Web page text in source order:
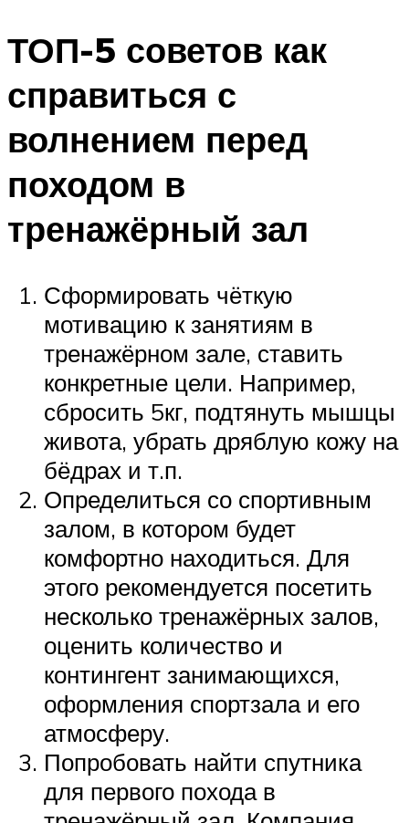
ТОП-5 советов как
справиться с
волнением перед
походом в
тренажёрный зал
Сформировать чёткую
мотивацию к занятиям в
тренажёрном зале, ставить
конкретные цели. Например,
сбросить 5кг, подтянуть мышцы
живота, убрать дряблую кожу на
бёдрах и т.п.
Определиться со спортивным
залом, в котором будет
комфортно находиться. Для
этого рекомендуется посетить
несколько тренажёрных залов,
оценить количество и
контингент занимающихся,
оформления спортзала и его
атмосферу.
Попробовать найти спутника
для первого похода в